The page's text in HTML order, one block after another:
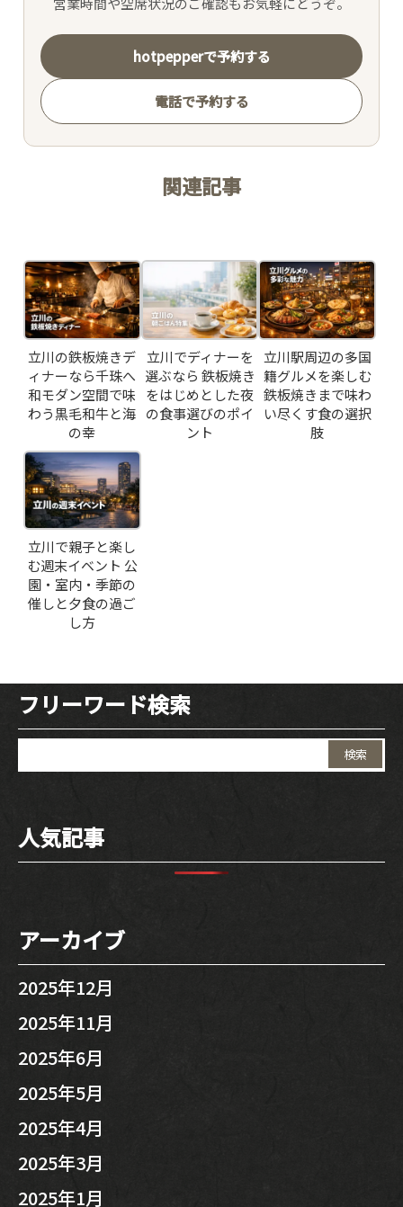
MOVIE
ACCESS /
RESERVATION
JP EN
hotpepperで予約する
電話で予約する
関連記事
立川の鉄板焼きデ
ィナーなら千珠へ
和モダン空間で味
わう黒毛和牛と海
の幸
立川でディナーを
選ぶなら 鉄板焼き
をはじめとした夜
の食事選びのポイ
ント
立川駅周辺の多国
籍グルメを楽しむ
鉄板焼きまで味わ
い尽くす食の選択
肢
立川で親子と楽し
む週末イベント 公
園・室内・季節の
催しと夕食の過ご
し方
フリーワード検索
人気記事
アーカイブ
2025年12月
2025年11月
2025年6月
2025年5月
2025年4月
2025年3月
2025年1月